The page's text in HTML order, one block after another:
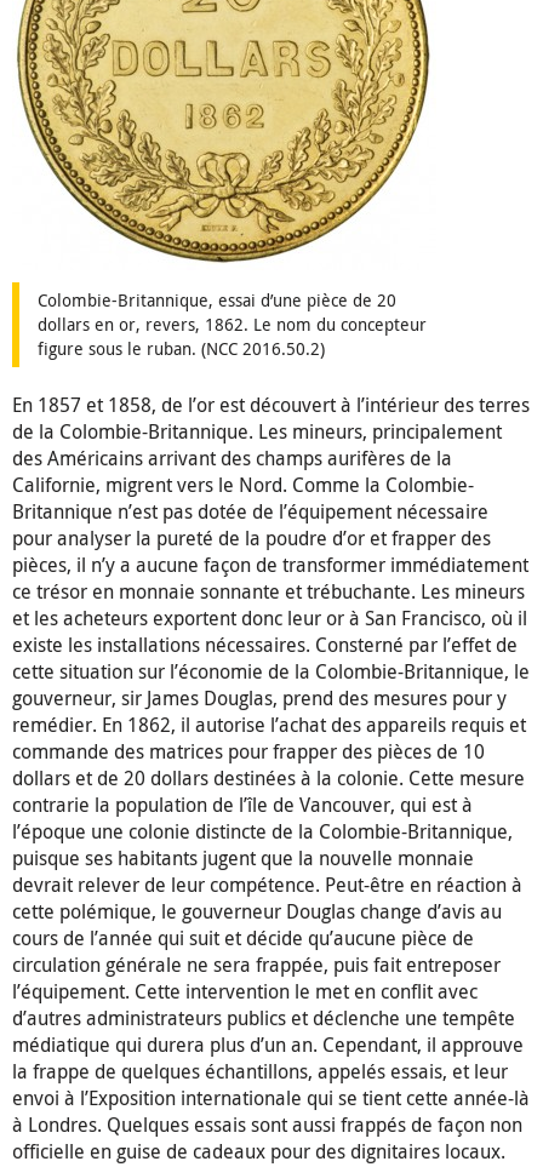
Colombie-Britannique, essai d’une pièce de 20
dollars en or, revers, 1862. Le nom du concepteur
figure sous le ruban. (NCC 2016.50.2)
En 1857 et 1858, de l’or est découvert à l’intérieur des terres
de la Colombie-Britannique. Les mineurs, principalement
des Américains arrivant des champs aurifères de la
Californie, migrent vers le Nord. Comme la Colombie-
Britannique n’est pas dotée de l’équipement nécessaire
pour analyser la pureté de la poudre d’or et frapper des
pièces, il n’y a aucune façon de transformer immédiatement
ce trésor en monnaie sonnante et trébuchante. Les mineurs
et les acheteurs exportent donc leur or à San Francisco, où il
existe les installations nécessaires. Consterné par l’effet de
cette situation sur l’économie de la Colombie-Britannique, le
gouverneur, sir James Douglas, prend des mesures pour y
remédier. En 1862, il autorise l’achat des appareils requis et
commande des matrices pour frapper des pièces de 10
dollars et de 20 dollars destinées à la colonie. Cette mesure
contrarie la population de l’île de Vancouver, qui est à
l’époque une colonie distincte de la Colombie-Britannique,
puisque ses habitants jugent que la nouvelle monnaie
devrait relever de leur compétence. Peut-être en réaction à
cette polémique, le gouverneur Douglas change d’avis au
cours de l’année qui suit et décide qu’aucune pièce de
circulation générale ne sera frappée, puis fait entreposer
l’équipement. Cette intervention le met en conflit avec
d’autres administrateurs publics et déclenche une tempête
médiatique qui durera plus d’un an. Cependant, il approuve
la frappe de quelques échantillons, appelés essais, et leur
envoi à l’Exposition internationale qui se tient cette année-là
à Londres. Quelques essais sont aussi frappés de façon non
officielle en guise de cadeaux pour des dignitaires locaux.